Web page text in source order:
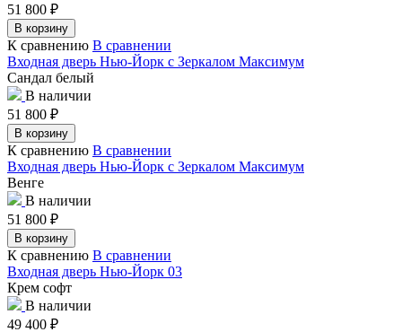
51 800 ₽
В корзину
К сравнению В сравнении
Входная дверь Нью-Йорк с Зеркалом Максимум
Сандал белый
В наличии
51 800 ₽
В корзину
К сравнению В сравнении
Входная дверь Нью-Йорк с Зеркалом Максимум
Венге
В наличии
51 800 ₽
В корзину
К сравнению В сравнении
Входная дверь Нью-Йорк 03
Крем софт
В наличии
49 400 ₽